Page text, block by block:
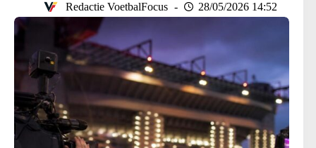
Redactie VoetbalFocus
28/05/2026 14:52